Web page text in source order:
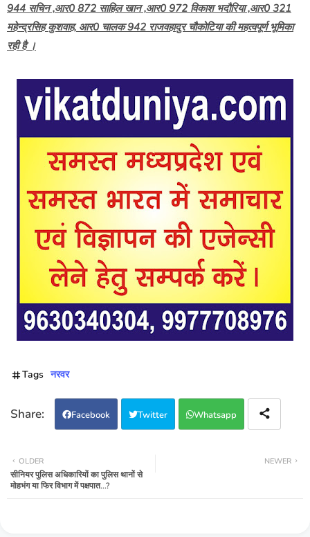
944 सचिन ,आर0 872 साहिल खान ,आर0 972 विकाश भदौरिया ,आर0 321
महेन्द्रसिह कुशवाह, आर0 चालक 942 राजवहादुर चौकोटिया की महत्वपूर्ण भूमिका
रही है ।
Tags नरवर
Facebook Twitter Whatsapp
NEWER
OLDER
सीनियर पुलिस अधिकारियों का पुलिस थानों से
मोहभंग या फिर विभाग में पक्षपात...?